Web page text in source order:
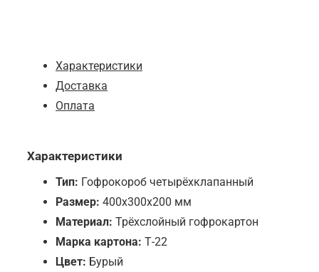
Характеристики
Доставка
Оплата
Характеристики
Тип: Гофрокороб четырёхклапанный
Размер: 400х300х200 мм
Материал: Трёхслойный гофрокартон
Марка картона: Т-22
Цвет: Бурый